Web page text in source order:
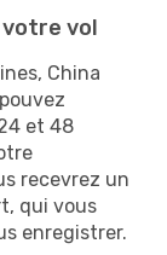
vol
China
et 48
recevrez un
qui vous
enregistrer.